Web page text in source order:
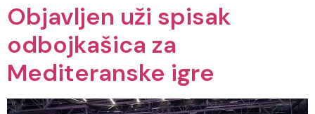
Objavljen uži spisak
odbojkašica za
Mediteranske igre